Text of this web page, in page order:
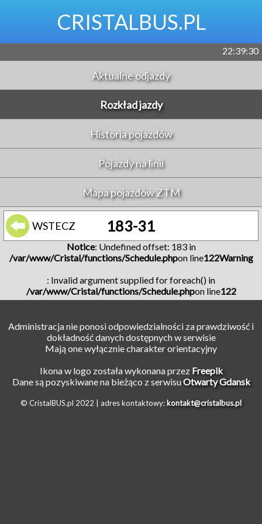
CRISTALBUS.PL
22:39:30
Aktualne odjazdy
Rozkład jazdy
Historia pojazdów
Pojazdy na linii
Mapa pojazdów ZTM
WSTECZ 183-31
Notice: Undefined offset: 183 in
/var/www/Cristal/functions/Schedule.phpon line122Warning
: Invalid argument supplied for foreach() in
/var/www/Cristal/functions/Schedule.phpon line122
Administracja nie ponosi odpowiedzialności za prawdziwość i
dokładność danych dostępnych w serwisie
Mają one wyłącznie charakter orientacyjny
Ikona w logo została wykonana przez Freepik
Dane są pozyskiwane na bieżąco z serwisuOtwarty Gdansk
© CristalBUS.pl 2022 | adres kontaktowy: kontakt@cristalbus.pl